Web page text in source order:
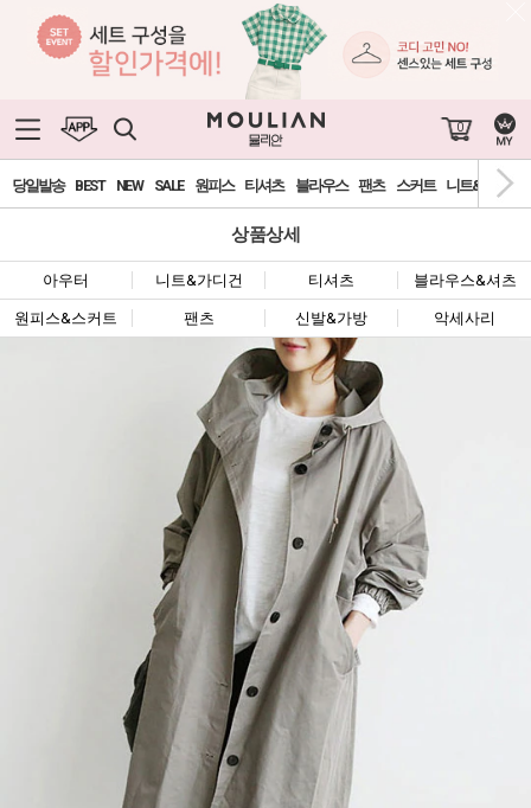
0
당일발송 BEST NEW SALE 원피스 티셔츠 블라우스 팬츠 스커트 니트&가디건
상품상세
아우터 니트&가디건 티셔츠 블라우스&셔츠
원피스&스커트 팬츠 신발&가방 악세사리